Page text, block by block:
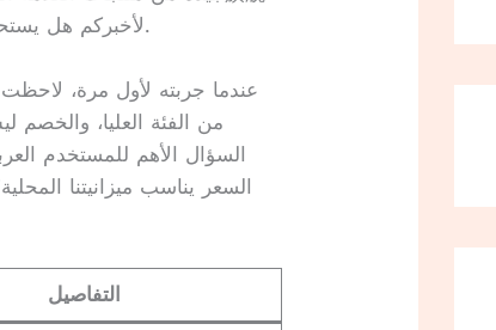
الجهاز، الـ Galaxy S26 Ultra، لأخبركم هل يستحق السعر الجديد أم لا.
عندما جربته لأول مرة،
السؤال الأهم للمستخدم
السعر يناسب ميزانيتنا
التفاصيل